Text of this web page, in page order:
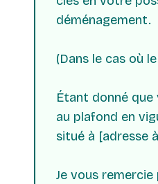
déménagement.
(Dans le cas où
Étant donné que
au plafond en
situé à [adresse
Je vous